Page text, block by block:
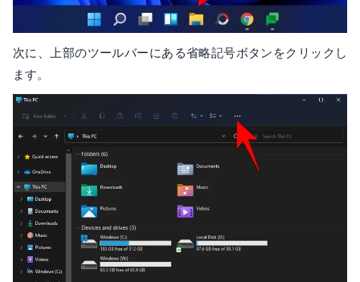
次に、上部のツールバーにある省略記号ボタンをクリックし
ます。